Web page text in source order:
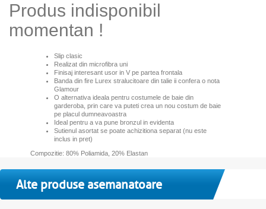
Produs indisponibil
momentan !
Slip clasic
Realizat din microfibra uni
Finisaj interesant usor in V pe partea frontala
Banda din fire Lurex stralucitoare din talie ii confera o nota
Glamour
O alternativa ideala pentru costumele de baie din
garderoba, prin care va puteti crea un nou costum de baie
pe placul dumneavoastra
Ideal pentru a va pune bronzul in evidenta
Sutienul asortat se poate achizitiona separat (nu este
inclus in pret)
Compozitie: 80% Poliamida, 20% Elastan
Alte produse asemanatoare